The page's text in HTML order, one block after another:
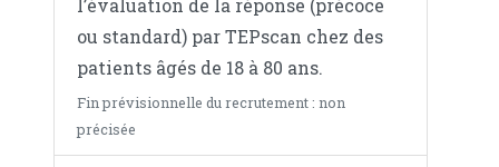
ou standard) par TEPscan chez des
patients âgés de 18 à 80 ans.
Fin prévisionnelle du recrutement : non
précisée